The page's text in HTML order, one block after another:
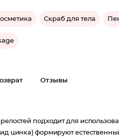
Скраб для тела
Отзывы
подходит для
цинка) формируют